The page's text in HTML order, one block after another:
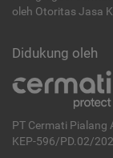
oleh Otoritas Jasa
Didukung oleh
PT Cermati Pialang
KEP-596/PD.02/